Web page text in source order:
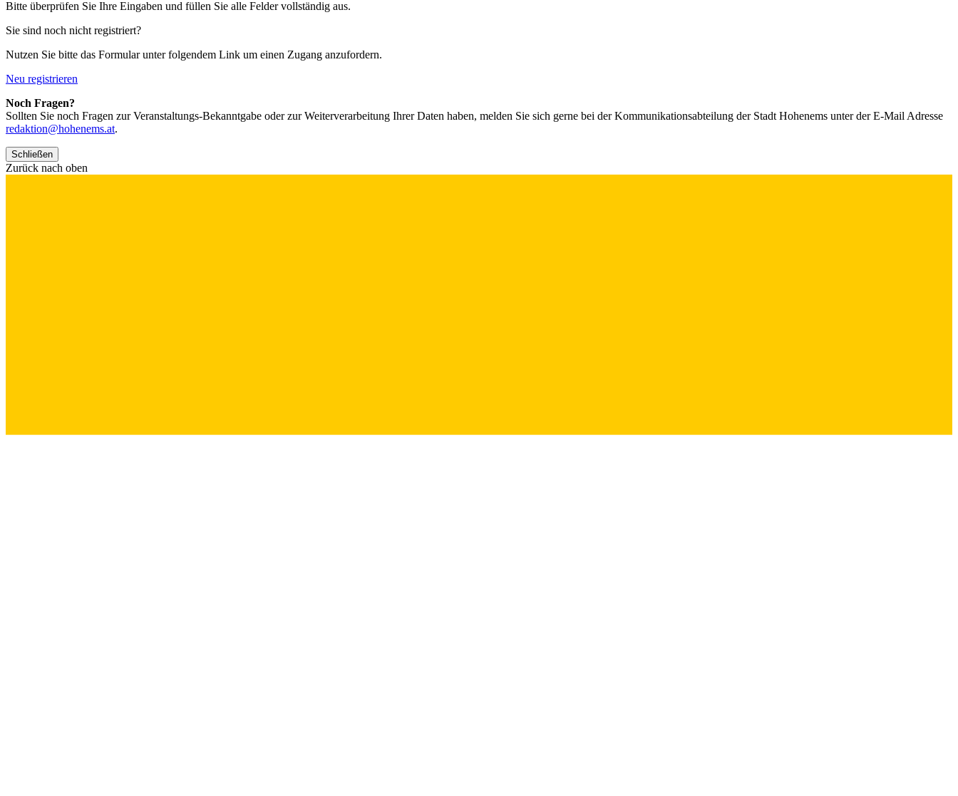
Bitte überprüfen Sie Ihre Eingaben und füllen Sie alle Felder vollständig aus.
Sie sind noch nicht registriert?
Nutzen Sie bitte das Formular unter folgendem Link um einen Zugang anzufordern.
Neu registrieren
Noch Fragen?
Sollten Sie noch Fragen zur Veranstaltungs-Bekanntgabe oder zur Weiterverarbeitung Ihrer Daten haben, melden Sie sich gerne bei der Kommunikationsabteilung der Stadt Hohenems unter der E-Mail Adresse
redaktion@hohenems.at.
Schließen
Zurück nach oben